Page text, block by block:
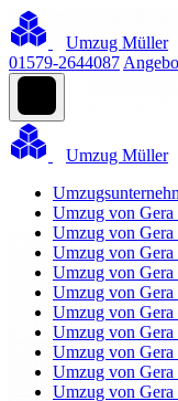
Umzug Müller
01579-2644087
Umzug Müller
Umzug von Gera
Umzug von
Umzug von Gera
Umzug von
Umzug von
Umzug von Gera
Umzug von Gera
Umzug von
Umzug von
Umzug von Gera